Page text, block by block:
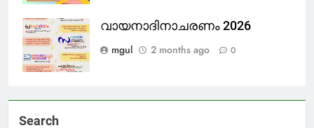
വായനാദിനാചരണം 2026
mgul
2 months ago 0
Search